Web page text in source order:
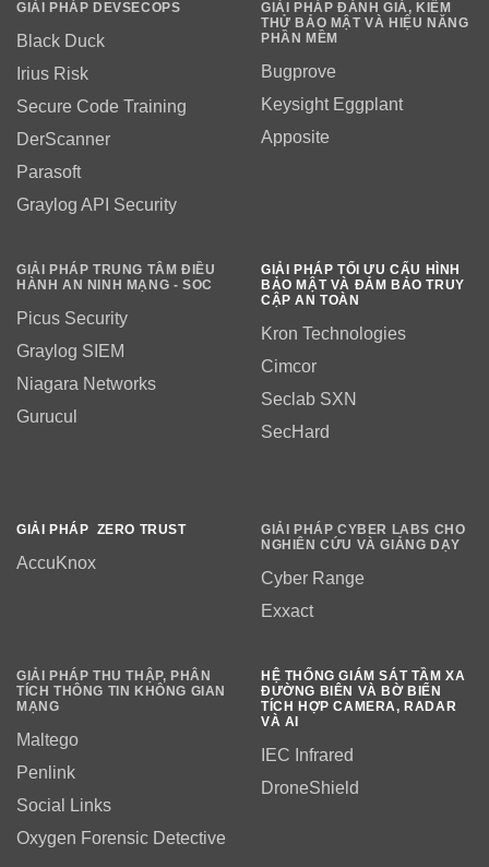
GIẢI PHÁP DEVSECOPS
Black Duck
Irius Risk
Secure Code Training
DerScanner
Parasoft
Graylog API Security
GIẢI PHÁP ĐÁNH GIÁ, KIỂM
THỬ BẢO MẬT VÀ HIỆU NĂNG
PHẦN MỀM
Bugprove
Keysight Eggplant
Apposite
GIẢI PHÁP TRUNG TÂM ĐIỀU
HÀNH AN NINH MẠNG - SOC
Picus Security
Graylog SIEM
Niagara Networks
Gurucul
GIẢI PHÁP TỐI ƯU CẤU HÌNH
BẢO MẬT VÀ ĐẢM BẢO TRUY
CẬP AN TOÀN
Kron Technologies
Cimcor
Seclab SXN
SecHard
GIẢI PHÁP ZERO TRUST
AccuKnox
GIẢI PHÁP CYBER LABS CHO
NGHIÊN CỨU VÀ GIẢNG DẠY
Cyber Range
Exxact
GIẢI PHÁP THU THẬP, PHÂN
TÍCH THÔNG TIN KHÔNG GIAN
MẠNG
Maltego
Penlink
Social Links
Oxygen Forensic Detective
HỆ THỐNG GIÁM SÁT TẦM XA
ĐƯỜNG BIÊN VÀ BỜ BIỂN
TÍCH HỢP CAMERA, RADAR
VÀ AI
IEC Infrared
DroneShield